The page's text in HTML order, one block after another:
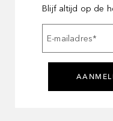
Blijf altijd op de
E-mailadres*